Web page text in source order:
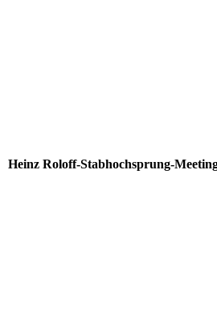
Heinz Roloff-Stabhochsprung-